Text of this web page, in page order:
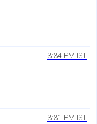
3:34 PM IST
3:31 PM IST